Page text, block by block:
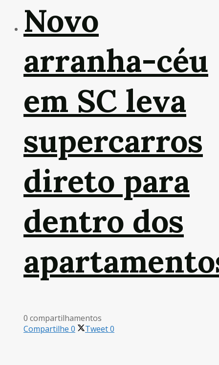
Novo
arranha-céu
em SC leva
supercarros
direto para
dentro dos
0 compartilhamentos
Compartilhe 0 Tweet0